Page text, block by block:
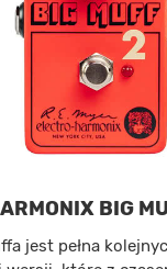
BIG
jest pełna